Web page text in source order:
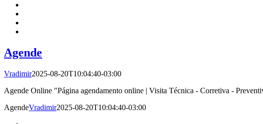
Agende
Vradimir2025-08-20T10:04:40-03:00
Agende Online "Página agendamento online | Visita Técnica - Corretiva -
AgendeVradimir2025-08-20T10:04:40-03:00